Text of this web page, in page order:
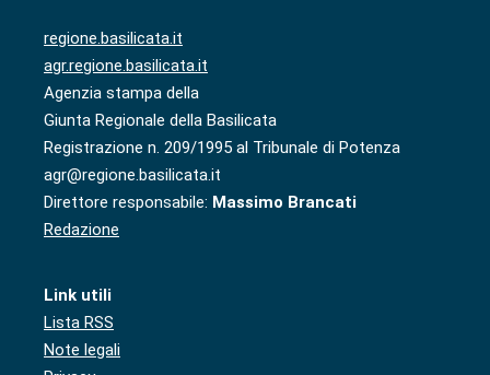
regione.basilicata.it
agr.regione.basilicata.it
Agenzia stampa della
Giunta Regionale della Basilicata
Registrazione n. 209/1995 al Tribunale di Potenza
agr@regione.basilicata.it
Direttore responsabile: Massimo Brancati
Redazione
Link utili
Lista RSS
Note legali